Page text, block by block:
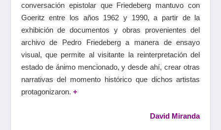
conversación epistolar que Friedeberg mantuvo con
Goeritz entre los años 1962 y 1990, a partir de la
exhibición de documentos y obras provenientes del
archivo de Pedro Friedeberg a manera de ensayo
visual, que permite al visitante la reinterpretación del
estado de ánimo mencionado, y desde ahí, crear otras
narrativas del momento histórico que dichos artistas
protagonizaron. +
David Miranda